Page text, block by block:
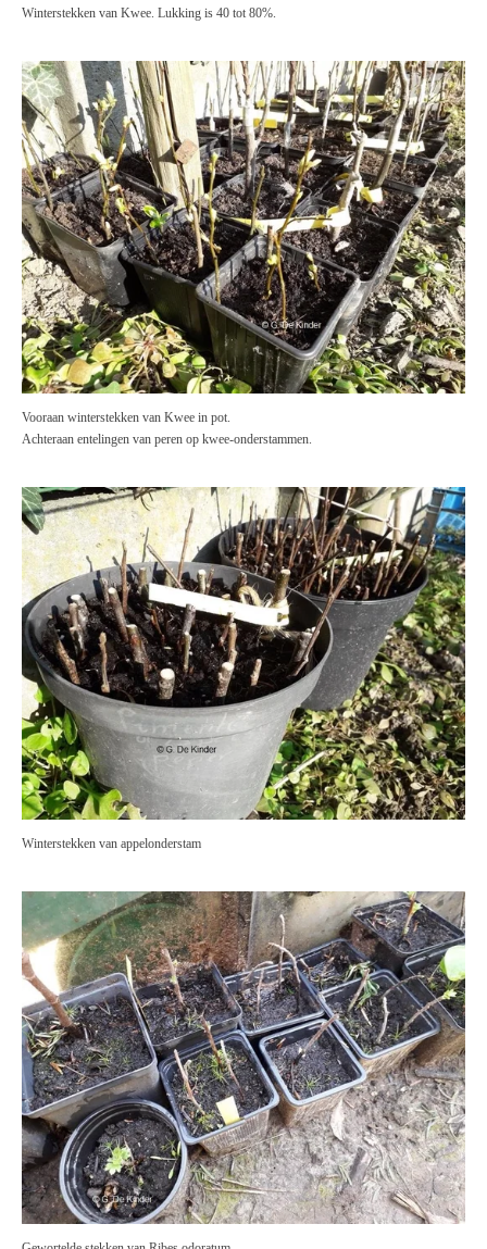
Winterstekken van Kwee. Lukking is 40 tot 80%.
Vooraan winterstekken van Kwee in pot.
Achteraan entelingen van peren op kwee-onderstammen.
Winterstekken van appelonderstam